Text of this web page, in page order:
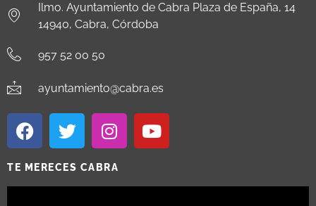
Ilmo. Ayuntamiento de Cabra Plaza de España, 14
14940, Cabra, Córdoba
957 52 00 50
ayuntamiento@cabra.es
TE MERECES CABRA